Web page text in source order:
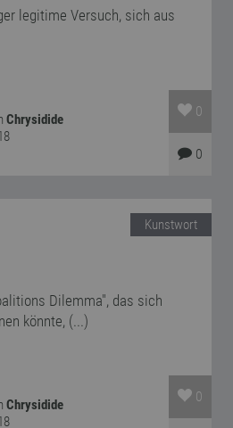
legitime Versuch, sich aus
Chrysidide
0
0
Kunstwort
Dilemma", das sich
könnte, (...)
Chrysidide
0